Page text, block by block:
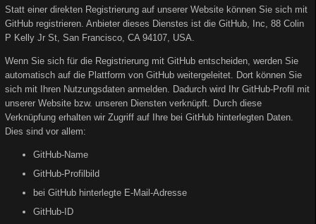
Statt einer direkten Registrierung auf unserer Website können Sie sich mit
GitHub registrieren. Anbieter dieses Dienstes ist die GitHub, Inc, 88 Colin
P Kelly Jr St, San Francisco, CA 94107, USA.
Wenn Sie sich für die Registrierung mit GitHub entscheiden, werden Sie
automatisch auf die Plattform von GitHub weitergeleitet. Dort können Sie
sich mit Ihren Nutzungsdaten anmelden. Dadurch wird Ihr GitHub-Profil mit
unserer Website bzw. unseren Diensten verknüpft. Durch diese
Verknüpfung erhalten wir Zugriff auf Ihre bei GitHub hinterlegten Daten.
Dies sind vor allem:
GitHub-Name
GitHub-Profilbild
bei GitHub hinterlegte E-Mail-Adresse
GitHub-ID